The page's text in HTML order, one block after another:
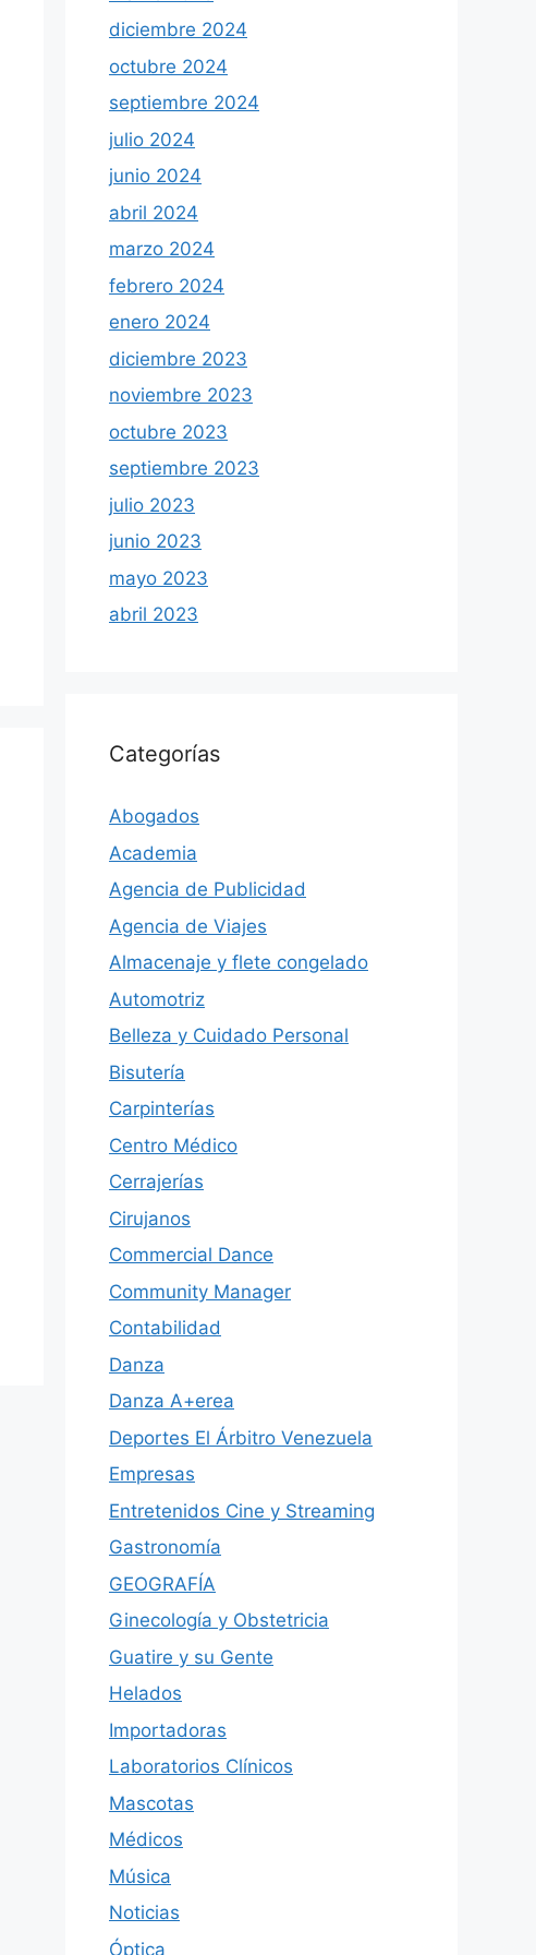
diciembre 2024
octubre 2024
septiembre 2024
julio 2024
junio 2024
abril 2024
marzo 2024
febrero 2024
enero 2024
diciembre 2023
noviembre 2023
octubre 2023
septiembre 2023
julio 2023
junio 2023
mayo 2023
abril 2023
Categorías
Abogados
Academia
Agencia de Publicidad
Agencia de Viajes
Almacenaje y flete congelado
Automotriz
Belleza y Cuidado Personal
Bisutería
Carpinterías
Centro Médico
Cerrajerías
Cirujanos
Commercial Dance
Community Manager
Contabilidad
Danza
Danza A+erea
Deportes El Árbitro Venezuela
Empresas
Entretenidos Cine y Streaming
Gastronomía
GEOGRAFÍA
Ginecología y Obstetricia
Guatire y su Gente
Helados
Importadoras
Laboratorios Clínicos
Mascotas
Médicos
Música
Noticias
Óptica